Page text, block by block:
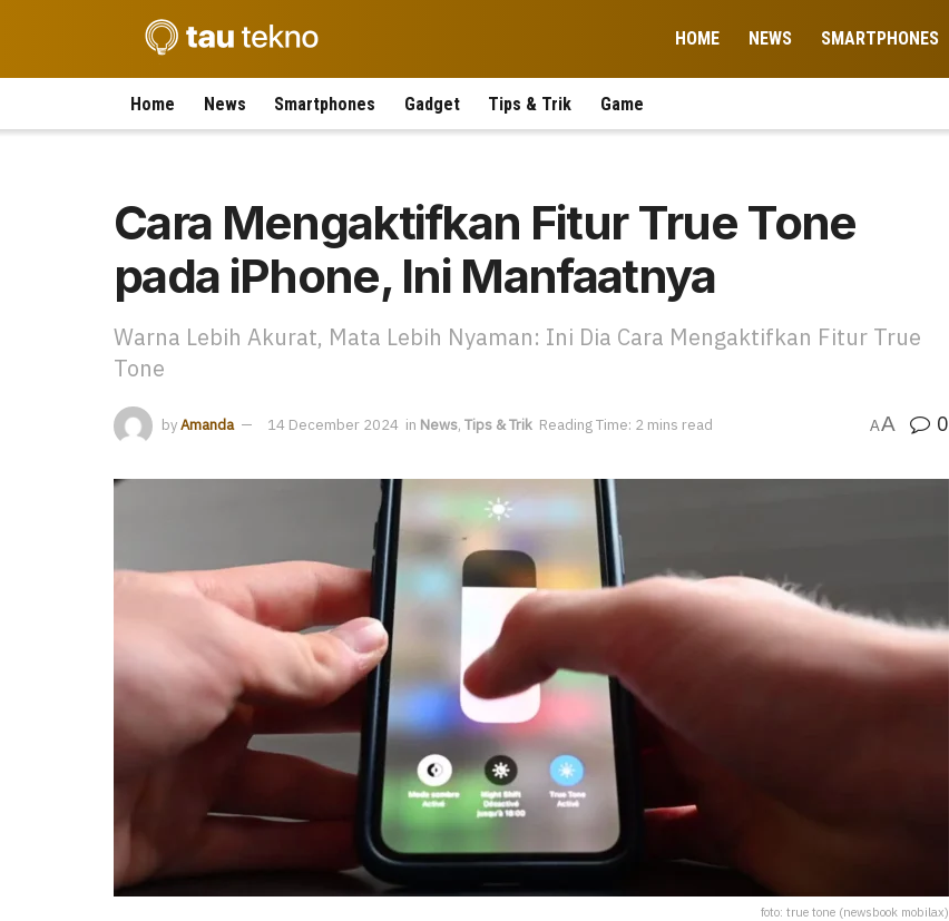
HOME NEWS SMARTPHONES
Home News Smartphones Gadget Tips & Trik Game
Cara Mengaktifkan Fitur True Tone
pada iPhone, Ini Manfaatnya
Warna Lebih Akurat, Mata Lebih Nyaman: Ini Dia Cara Mengaktifkan Fitur True
Tone
byAmanda 14 December 2024 in News, Tips & Trik Reading Time: 2 mins read AA 0
foto: true tone (newsbook mobilax)